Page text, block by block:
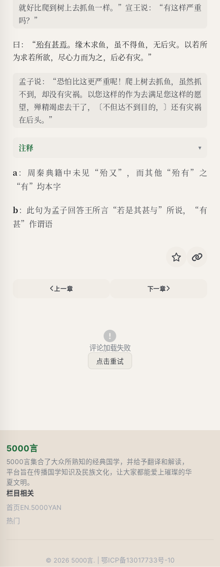
就好比爬到树上去抓鱼一样。”宣王说：“有这样严重
吗？”
曰：“殆有甚焉。缘木求鱼，虽不得鱼，无后灾。以若所
为求若所欲，尽心力而为之，后必有灾。”
孟子说：“恐怕比这更严重呢！爬上树去抓鱼，虽然抓
不到，却没有灾祸。以您这样的作为去满足您这样的愿
望，殚精竭虑去干了，〔不但达不到目的，〕还有灾祸
在后头。”
注释 ▾
a ：周秦典籍中未见“殆又”，而其他“殆有”之
“有”均本字
b ：此句为孟子回答王所言“若是其甚与”所说，“有
甚”作谓语
上一章 下一章
评论加载失败
点击重试
5000言
5000言集合了大众所熟知的经典国学，并给予翻译和解读，
平台旨在传播国学知识及民族文化，让大家都能爱上璀璨的华
夏文明。
栏目
首页
热门
相关
EN.5000YAN
© 2026 5000言. | 鄂ICP备13017733号-10